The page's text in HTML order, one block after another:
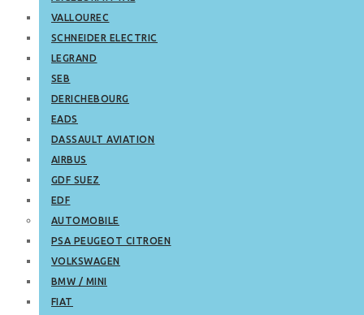
VALLOUREC
SCHNEIDER ELECTRIC
LEGRAND
SEB
DERICHEBOURG
EADS
DASSAULT AVIATION
AIRBUS
GDF SUEZ
EDF
AUTOMOBILE
PSA PEUGEOT CITROEN
VOLKSWAGEN
BMW / MINI
FIAT